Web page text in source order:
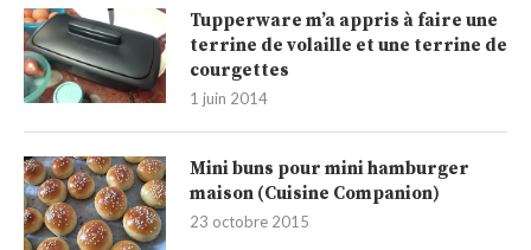
Tupperware m’a appris à faire une
terrine de volaille et une terrine de
courgettes
1 juin 2014
Mini buns pour mini hamburger
maison (Cuisine Companion)
23 octobre 2015